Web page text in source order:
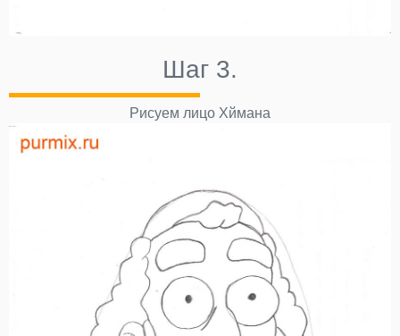
Шаг 3.
Рисуем лицо Хймана